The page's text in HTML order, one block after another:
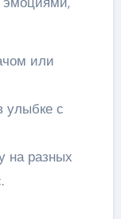
или
улыбке с
на разных